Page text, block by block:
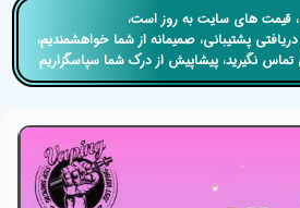
قیمت های سایت به روز است،
پشتیبانی، صمیمانه از شما خواهشمندیم،
نگیرید، پیشاپیش از درک شما سپاسگزاریم